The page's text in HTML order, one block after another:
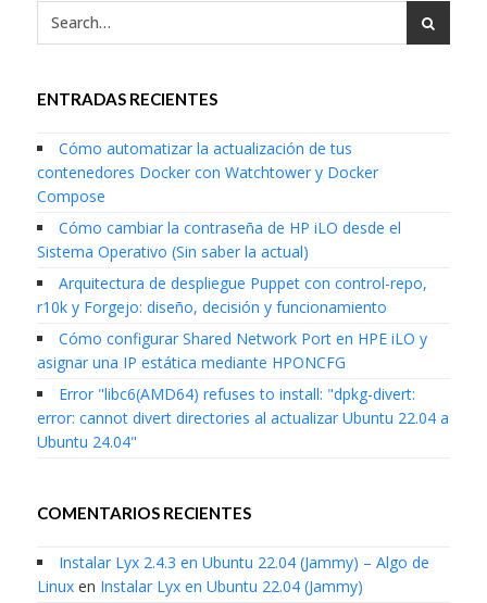
ENTRADAS RECIENTES
Cómo automatizar la actualización de tus
contenedores Docker con Watchtower y Docker
Compose
Cómo cambiar la contraseña de HP iLO desde el
Sistema Operativo (Sin saber la actual)
Arquitectura de despliegue Puppet con control-repo,
r10k y Forgejo: diseño, decisión y funcionamiento
Cómo configurar Shared Network Port en HPE iLO y
asignar una IP estática mediante HPONCFG
Error "libc6(AMD64) refuses to install: "dpkg-divert:
error: cannot divert directories al actualizar Ubuntu 22.04 a
Ubuntu 24.04"
COMENTARIOS RECIENTES
Instalar Lyx 2.4.3 en Ubuntu 22.04 (Jammy) – Algo de
Linuxen Instalar Lyx en Ubuntu 22.04 (Jammy)